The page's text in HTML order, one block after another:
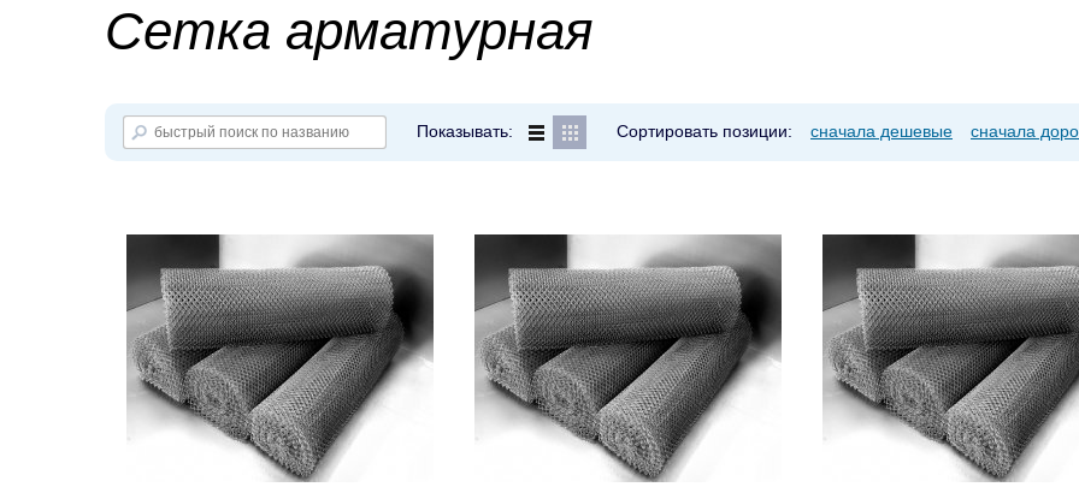
Сетка арматурная
Показывать: Сортировать позиции: сначала дешевые сначала